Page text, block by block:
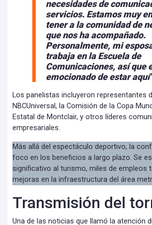
necesidades de
servicios. Estamos muy
tener a la comunidad de
que nos ha acompañado.
Personalmente, mi
trabaja en la Escuela de
Comunicaciones, así que
emocionado de estar
Los panelistas incluyeron representantes
NBCUniversal, la Comisión de la Copa
Estatal de Montclair, y otros líderes
empresariales.
Más allá del espectáculo deportivo, la
foco en los beneficios a largo plazo. Se
significativo al turismo, miles de empleos
mejoras en la infraestructura del área
Transmisión del
Una de las noticias que llamó la atención